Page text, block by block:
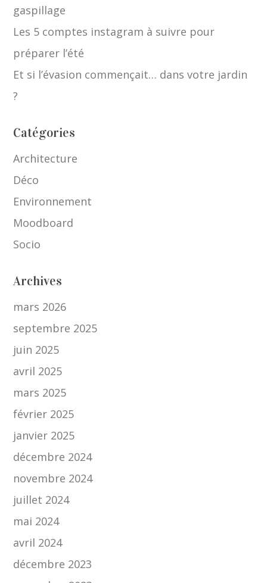
gaspillage
Les 5 comptes instagram à suivre pour
préparer l’été
Et si l’évasion commençait… dans votre jardin
?
Catégories
Architecture
Déco
Environnement
Moodboard
Socio
Archives
mars 2026
septembre 2025
juin 2025
avril 2025
mars 2025
février 2025
janvier 2025
décembre 2024
novembre 2024
juillet 2024
mai 2024
avril 2024
décembre 2023